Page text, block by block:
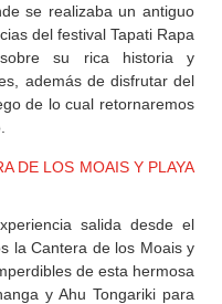
se realizaba un antiguo
del festival Tapati Rapa
su rica historia y
además de disfrutar del
de lo cual retornaremos
DE LOS MOAIS Y PLAYA
salida desde el
la Cantera de los Moais y
de esta hermosa
y Ahu Tongariki para